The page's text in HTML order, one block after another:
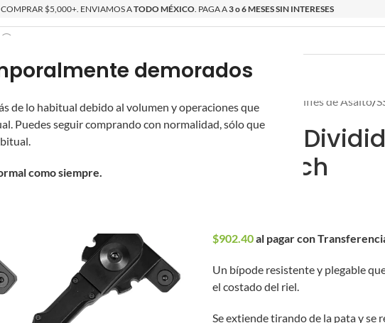
demorados
de lo habitual debido al volumen y operaciones que
Puedes seguir comprando con normalidad, sólo que
como siempre.
$5,000+. ENVIAMOS ATODO MÉXICO . PAGA A3 o 6 MESES SIN INTERESES
NUEVOSPROMOCIONES
Inicio Rifles de Asalto/
Bípode
Novritsch
$902.40al pagar con
Un bípode resistente y plegable
el costado del riel.
Se extiende tirando de la pata y se